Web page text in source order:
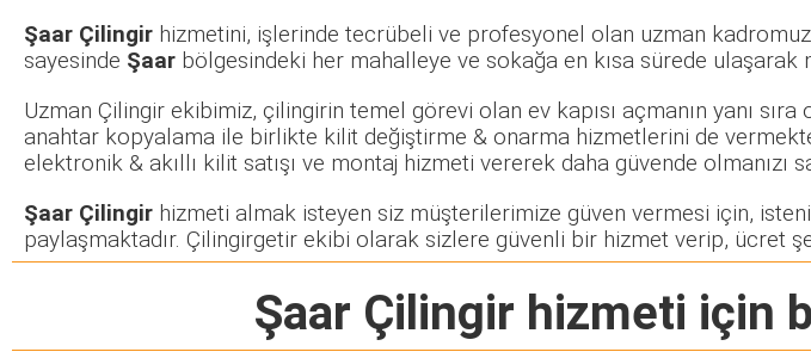
Şaar Çilingir hizmetini, işlerinde tecrübeli ve profesyonel olan uzman
sayesinde Şaar bölgesindeki her mahalleye ve sokağa en kısa sürede
Uzman Çilingir ekibimiz, çilingirin temel görevi olan ev kapısı açmanın yanı
anahtar kopyalama ile birlikte kilit değiştirme & onarma hizmetlerini de
elektronik & akıllı kilit satışı ve montaj hizmeti vererek daha güvende olmanızı
Şaar Çilingir hizmeti almak isteyen siz müşterilerimize güven vermesi için,
paylaşmaktadır. Çilingirgetir ekibi olarak sizlere güvenli bir hizmet verip, ücret
Şaar Çilingir hizmeti için